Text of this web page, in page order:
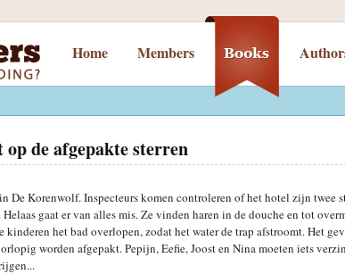
Home Members
op de afgepakte sterren
De Korenwolf. Inspecteurs komen controleren of het hotel zijn twee
gaat er van alles mis. Ze vinden haren in de douche en tot
kinderen het bad overlopen, zodat het water de trap afstroomt. Het
worden afgepakt. Pepijn, Eefie, Joost en Nina moeten iets